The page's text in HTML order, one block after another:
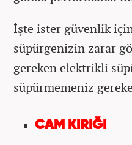
İşte ister güvenlik
süpürgenizin zarar
gereken elektrikli
süpürmemeniz
CAM KIRIĞI